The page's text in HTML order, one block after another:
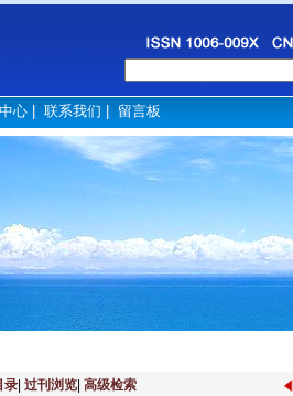
心 联系我们 留言板
录 过刊浏览 高级检索